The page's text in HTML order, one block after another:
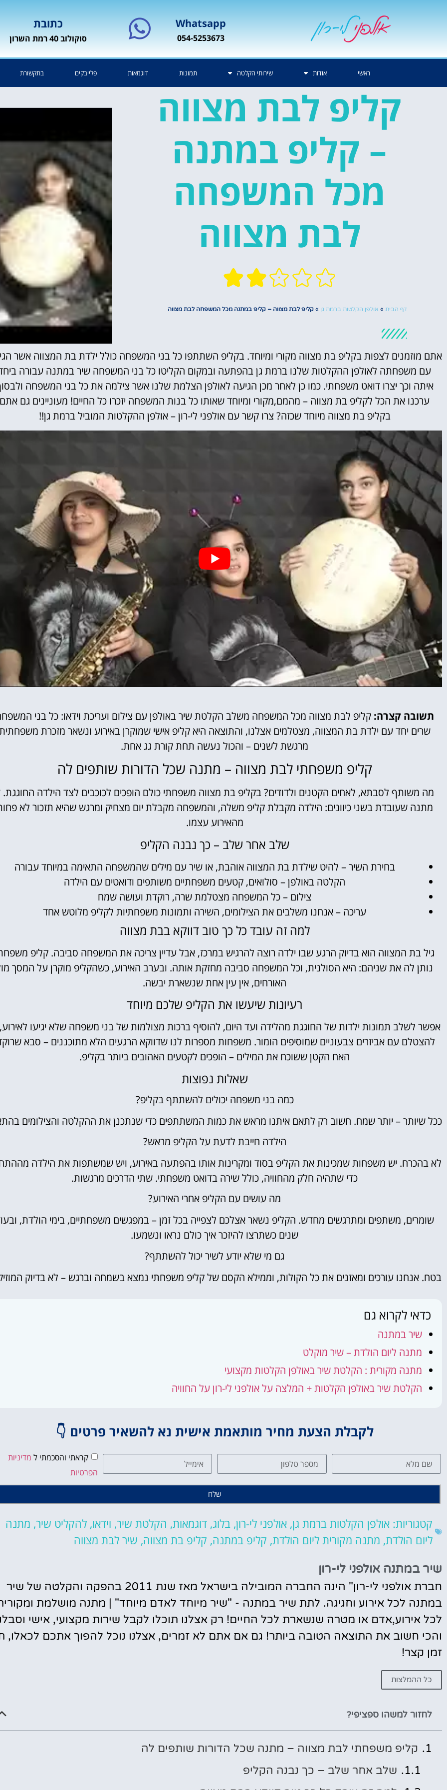
Whatsapp
054-5253673
כתובת
סוקולוב 40 רמת השרון
ראשי אודות שירותי הקלטה תמונות דוגמאות פלייבקים בתקשורת
קליפ לבת מצווה
– קליפ במתנה
מכל המשפחה
לבת מצווה
דף הבית » אולפן הקלטות ברמת גן » קליפ לבת מצווה – קליפ במתנה מכל המשפחה לבת מצווה
אתם מוזמנים לצפות בקליפ בת מצווה מקורי ומיוחד. בקליפ השתתפו כל בני המשפחה כולל ילדת בת המצווה אשר
עם משפחתה לאולפן ההקלטות שלנו ברמת גן בהפתעה ובמקום הקליטו כל בני המשפחה שיר במתנה עבורה
איתה וכך יצרו דואט משפחתי. כמו כן לאחר מכן הגיעה לאולפן הצלמת שלנו אשר צילמה את כל בני המשפחה
ערכנו את הכל לקליפ בת מצווה – מהמם,מקורי ומיוחד שאותו כל בנות המשפחה יזכרו כל החיים! מעוניינים גם אתם
בקליפ בת מצווה מיוחד שכזה? צרו קשר עם אולפני לי-רון – אולפן ההקלטות המוביל ברמת גן!!
תשובה קצרה: קליפ לבת מצווה מכל המשפחה משלב הקלטת שיר באולפן עם צילום ועריכת וידאו: כל בני
שרים יחד עם ילדת בת המצווה, מצטלמים אצלנו, והתוצאה היא קליפ אישי שמוקרן באירוע ונשאר מזכרת
מרגשת לשנים – והכול נעשה תחת קורת גג אחת.
קליפ משפחתי לבת מצווה – מתנה שכל הדורות שותפים לה
מה משותף לסבתא, לאחים הקטנים ולדודים? בקליפ בת מצווה משפחתי כולם הופכים לכוכבים לצד הילדה החוגגת.
מתנה שעובדת בשני כיוונים: הילדה מקבלת קליפ משלה, והמשפחה מקבלת יום מצחיק ומרגש שהיא תזכור לא
מהאירוע עצמו.
שלב אחר שלב – כך נבנה הקליפ
בחירת השיר – להיט שילדת בת המצווה אוהבת, או שיר עם מילים שהמשפחה התאימה במיוחד עבורה
הקלטה באולפן – סולואים, קטעים משפחתיים משותפים ודואטים עם הילדה
צילום – כל המשפחה מצטלמת שרה, רוקדת ועושה שמח
עריכה – אנחנו משלבים את הצילומים, השירה ותמונות משפחתיות לקליפ מלוטש אחד
למה זה עובד כל כך טוב דווקא בבת מצווה
גיל בת המצווה הוא בדיוק הרגע שבו ילדה רוצה להרגיש במרכז, אבל עדיין צריכה את המשפחה סביבה. קליפ
נותן לה את שניהם: היא הסולנית, וכל המשפחה סביבה מחזקת אותה. ובערב האירוע, כשהקליפ מוקרן על המסך
האורחים, אין עין אחת שנשארת יבשה.
רעיונות שיעשו את הקליפ שלכם מיוחד
אפשר לשלב תמונות ילדות של החוגגת מהלידה ועד היום, להוסיף ברכות מצולמות של בני משפחה שלא יגיעו
להצטלם עם אביזרים צבעוניים שמוסיפים הומור. משפחות מספרות לנו שדווקא הרגעים הלא מתוכננים – סבא
האח הקטן ששוכח את המילים – הופכים לקטעים האהובים ביותר בקליפ.
שאלות נפוצות
כמה בני משפחה יכולים להשתתף בקליפ?
ככל שיותר – יותר שמח. חשוב רק לתאם איתנו מראש את כמות המשתתפים כדי שנתכנן את ההקלטה והצילומים
הילדה חייבת לדעת על הקליפ מראש?
לא בהכרח. יש משפחות שמכינות את הקליפ בסוד ומקרינות אותו בהפתעה באירוע, ויש שמשתפות את הילדה
כדי שתהיה חלק מהחוויה, כולל שירה בדואט משפחתי. שתי הדרכים מרגשות.
מה עושים עם הקליפ אחרי האירוע?
שומרים, משתפים ומתרגשים מחדש. הקליפ נשאר אצלכם לצפייה בכל זמן – במפגשים משפחתיים, בימי הולדת,
שנים כשתרצו להיזכר איך כולם נראו ונשמעו.
גם מי שלא יודע לשיר יכול להשתתף?
בטח. אנחנו עורכים ומאזנים את כל הקולות, וממילא הקסם של קליפ משפחתי נמצא בשמחה וברגש – לא בדיוק
כדאי לקרוא גם
שיר במתנה
מתנה ליום הולדת – שיר מוקלט
מתנה מקורית : הקלטת שיר באולפן הקלטות מקצועי
הקלטת שיר באולפן הקלטות + המלצה על אולפני לי-רון על החוויה
לקבלת הצעת מחיר מותאמת אישית נא להשאיר פרטים 👇
קראתי והסכמתי ל מדיניות
הפרטיות
שלח
קטגוריות: אולפן הקלטות ברמת גן, אולפני לי-רון, בלוג, דוגמאות, הקלטת שיר, וידאו, להקליט שיר, מתנה
ליום הולדת, מתנה מקורית ליום הולדת, קליפ במתנה, קליפ בת מצווה, שיר לבת מצווה
שיר במתנה אולפני לי-רון
חברת אולפני לי-רון" הינה החברה המובילה בישראל מאז שנת 2011 בהפקה והקלטה של שיר
במתנה לכל אירוע וחגיגה. לתת שיר במתנה - "שיר מיוחד לאדם מיוחד" | מתנה מושלמת
לכל אירוע,אדם או מטרה שנשארת לכל החיים! רק אצלנו תוכלו לקבל שירות מקצועי, אישי
והכי חשוב את התוצאה הטובה ביותר! גם אם אתם לא זמרים, אצלנו נוכל להפוך אתכם לכאלו,
זמן קצר!
כל ההמלצות
לחזור למשהו ספציפי?
קליפ משפחתי לבת מצווה – מתנה שכל הדורות שותפים לה
שלב אחר שלב – כך נבנה הקליפ